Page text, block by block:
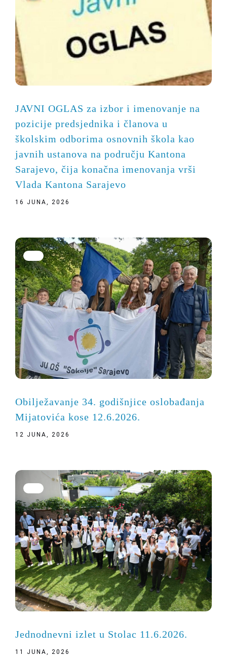
JAVNI OGLAS za izbor i imenovanje na
pozicije predsjednika i članova u
školskim odborima osnovnih škola kao
javnih ustanova na području Kantona
Sarajevo, čija konačna imenovanja vrši
Vlada Kantona Sarajevo
16 JUNA, 2026
Obilježavanje 34. godišnjice oslobađanja
Mijatovića kose 12.6.2026.
12 JUNA, 2026
Jednodnevni izlet u Stolac 11.6.2026.
11 JUNA, 2026